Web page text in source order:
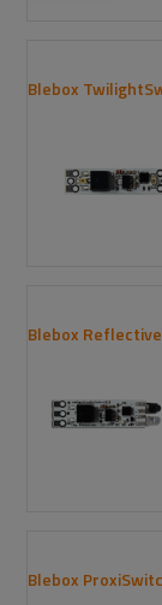
Blebox
Blebox
Blebox